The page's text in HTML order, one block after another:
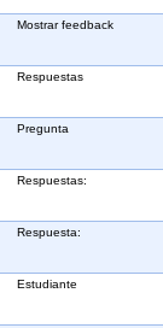
Mostrar feedback
Respuestas
Pregunta
Respuestas:
Respuesta:
Estudiante